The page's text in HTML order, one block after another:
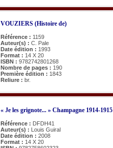
VOUZIERS (Histoire de)
Référence : 1159
Auteur(s) : C. Pale
Date édition : 1993
Format : 14 X 20
ISBN : 9782742801268
Nombre de pages : 190
Première édition : 1843
Reliure : br.
« Je les grignote... » Champagne 1914-1915
Référence : DFDH41
Auteur(s) : Louis Guiral
Date édition : 2008
Format : 14 X 20